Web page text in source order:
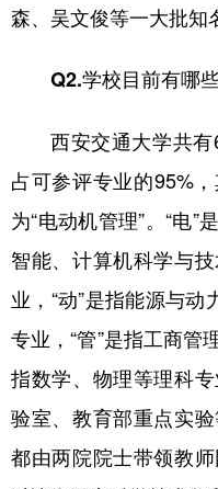
森、吴文俊等一大批知
Q2.学校目前有哪
西安交通大学共
占可参评专业的95%
为“电动机管理”。“电
智能、计算机科学与
业，“动”是指能源与动
专业，“管”是指工商管
指数学、物理等理科
验室、教育部重点实
都由两院院士带领教